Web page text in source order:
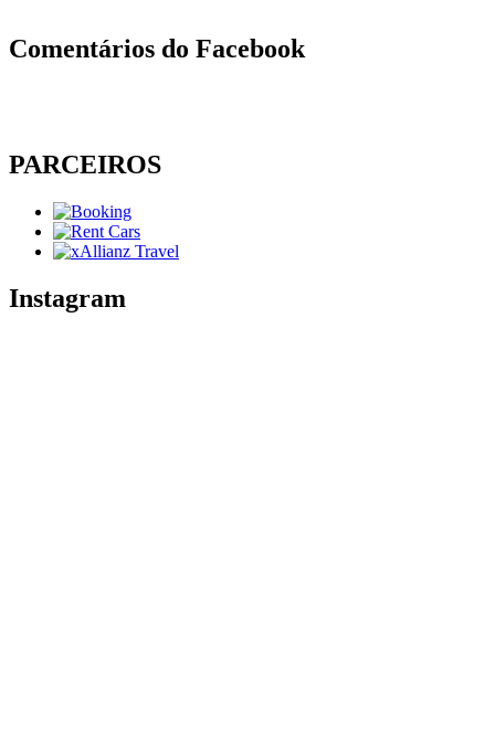
Comentários do Facebook
PARCEIROS
Instagram